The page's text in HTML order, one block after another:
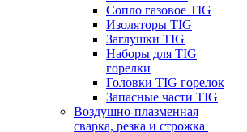
Сопло газовое TIG
Изоляторы TIG
Заглушки TIG
Наборы для TIG
горелки
Головки TIG горелок
Запасные части TIG
Воздушно-плазменная
сварка, резка и строжка